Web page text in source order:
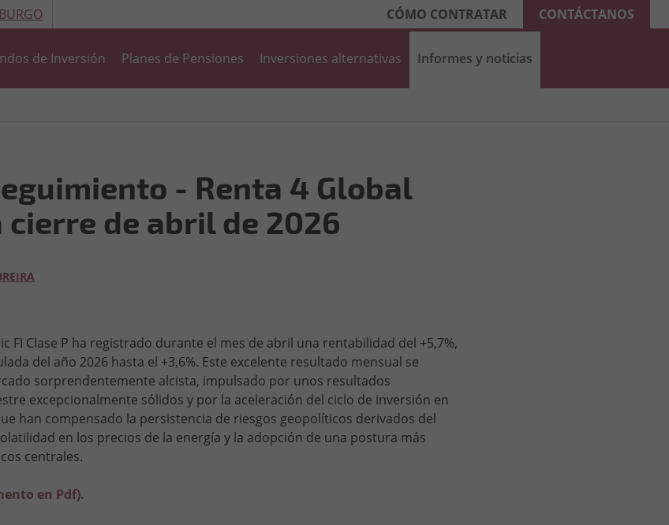
CÓMO CONTRATAR CONTÁCTANOS
de Inversión Planes de Pensiones Inversiones alternativas Informes y noticias
- Renta 4 Global
cierre de abril de 2026
FI Clase P ha registrado durante el mes de abril una rentabilidad del +5,7%,
del año 2026 hasta el +3,6%. Este excelente resultado mensual se
sorprendentemente alcista, impulsado por unos resultados
excepcionalmente sólidos y por la aceleración del ciclo de inversión en
han compensado la persistencia de riesgos geopolíticos derivados del
en los precios de la energía y la adopción de una postura más
centrales.
en Pdf).